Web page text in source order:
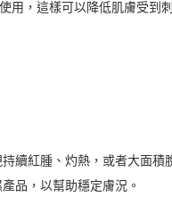
用，這樣可以降低肌膚受到
續紅腫、灼熱，或者大面積
品，以幫助穩定膚況。